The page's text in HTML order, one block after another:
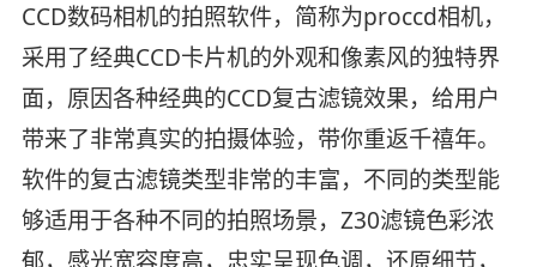
CCD数码相机的拍照软件，简称为proccd相机，
采用了经典CCD卡片机的外观和像素风的独特界
面，原因各种经典的CCD复古滤镜效果，给用户
带来了非常真实的拍摄体验，带你重返千禧年。
软件的复古滤镜类型非常的丰富，不同的类型能
够适用于各种不同的拍照场景，Z30滤镜色彩浓